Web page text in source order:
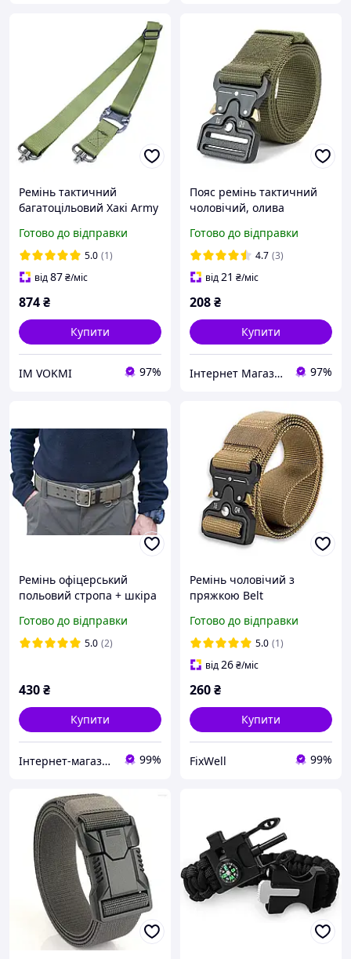
Ремінь тактичний
багатоцільовий Хакі Army
Готово до відправки
5.0 (1)
від87₴/міс
874₴
Купити
ІМ VOKMI 97%
Пояс ремінь тактичний
чоловічий, олива
Готово до відправки
4.7 (3)
від21 ₴/міс
208₴
Купити
Інтернет Магазин "Електронік" 97%
Ремінь офіцерський
польовий стропа + шкіра
Готово до відправки
5.0 (2)
430₴
Купити
Інтернет-магазин "В І К Т О Р І Я" 99%
Ремінь чоловічий з
пряжкою Belt
Готово до відправки
5.0 (1)
від26₴/міс
260₴
Купити
FixWell 99%